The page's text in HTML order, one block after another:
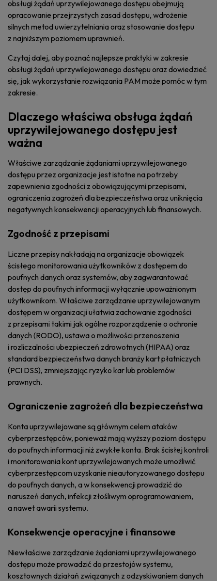
obsługi żądań uprzywilejowanego dostępu obejmują
opracowanie przejrzystych zasad dostępu, wdrożenie
silnych metod uwierzytelniania oraz stosowanie dostępu
z najniższym poziomem uprawnień.
Czytaj dalej, aby poznać najlepsze praktyki w zakresie
obsługi żądań uprzywilejowanego dostępu oraz dowiedzieć
się, jak wykorzystanie rozwiązania PAM może pomóc w tym
zakresie.
Dlaczego właściwa obsługa żądań
uprzywilejowanego dostępu jest
ważna
Właściwe zarządzanie żądaniami uprzywilejowanego
dostępu przez organizacje jest istotne na potrzeby
zapewnienia zgodności z obowiązującymi przepisami,
ograniczenia zagrożeń dla bezpieczeństwa oraz uniknięcia
negatywnych konsekwencji operacyjnych lub finansowych.
Zgodność z przepisami
Liczne przepisy nakładają na organizacje obowiązek
ścisłego monitorowania użytkowników z dostępem do
poufnych danych oraz systemów, aby zagwarantować
dostęp do poufnych informacji wyłącznie upoważnionym
użytkownikom. Właściwe zarządzanie uprzywilejowanym
dostępem w organizacji ułatwia zachowanie zgodności
z przepisami takimi jak ogólne rozporządzenie o ochronie
danych (RODO), ustawa o możliwości przenoszenia
i rozliczalności ubezpieczeń zdrowotnych (HIPAA) oraz
standard bezpieczeństwa danych branży kart płatniczych
(PCI DSS), zmniejszając ryzyko kar lub problemów
prawnych.
Ograniczenie zagrożeń dla bezpieczeństwa
Konta uprzywilejowane są głównym celem ataków
cyberprzestępców, ponieważ mają wyższy poziom dostępu
do poufnych informacji niż zwykłe konta. Brak ścisłej kontroli
i monitorowania kont uprzywilejowanych może umożliwić
cyberprzestępcom uzyskanie nieautoryzowanego dostępu
do poufnych danych, a w konsekwencji prowadzić do
naruszeń danych, infekcji złośliwym oprogramowaniem,
a nawet awarii systemu.
Konsekwencje operacyjne i finansowe
Niewłaściwe zarządzanie żądaniami uprzywilejowanego
dostępu może prowadzić do przestojów systemu,
kosztownych działań związanych z odzyskiwaniem danych